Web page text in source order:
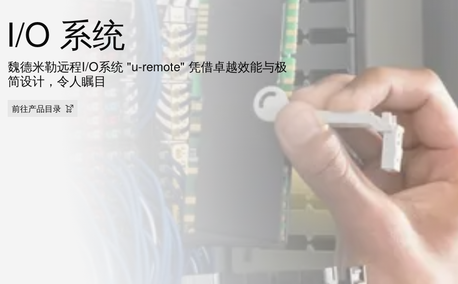
I/O 系统
魏德米勒远程I/O系统 "u-remote" 凭借卓越效能与极
简设计，令人瞩目
前往产品目录